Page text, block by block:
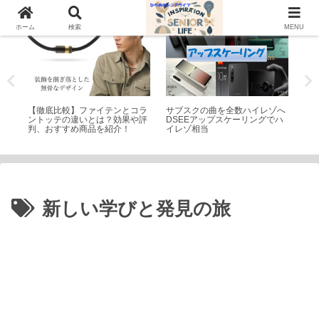
シニアライフ
【徹底比較】ファイテンとコラ
ントッテの違いとは？効果や評
判、おすすめ商品を紹介！
家電
サブスクの曲を全数ハイレゾへ
DSEEアップスケーリングでハ
イレゾ相当
新しい学びと発見の旅
ホーム 検索 MENU